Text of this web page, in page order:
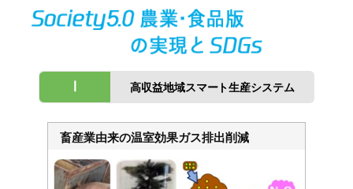
高収益地域スマート生産システム
畜産業由来の温室効果ガス排出削減